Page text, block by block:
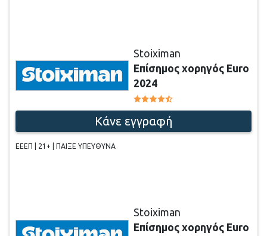
Stoiximan
Επίσημος χορηγός Euro
2024
Κάνε εγγραφή
ΕΕΕΠ | 21+ | ΠΑΙΞΕ ΥΠΕΥΘΥΝΑ
Stoiximan
Επίσημος χορηγός Euro